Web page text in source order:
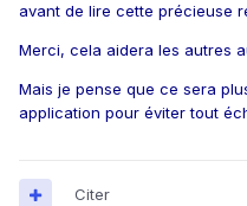
avant de lire cette précieuse
Merci, cela aidera les autres
Mais je pense que ce sera
application pour éviter tout
Citer